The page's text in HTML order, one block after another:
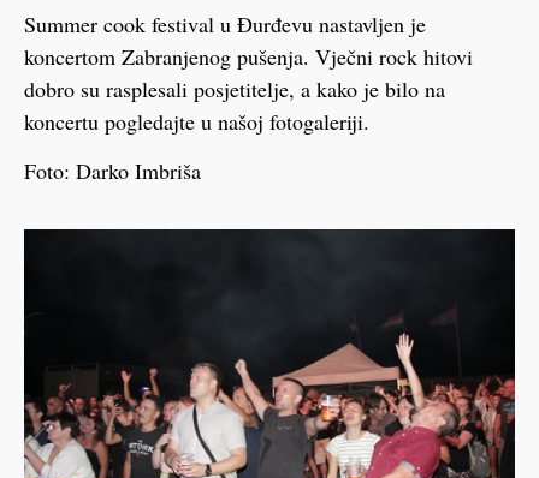
Summer cook festival u Đurđevu nastavljen je
koncertom Zabranjenog pušenja. Vječni rock hitovi
dobro su rasplesali posjetitelje, a kako je bilo na
koncertu pogledajte u našoj fotogaleriji.
Foto: Darko Imbriša